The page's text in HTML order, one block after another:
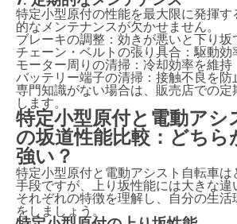
特定小型原付の性能を最大限に発揮す
的なメンテナンスが欠かせません。
ブレーキの調整：効きが悪いと下り坂
チェーン・ベルトの張り具合：駆動効
モーター周りの清掃：冷却効率を維持
バッテリー端子の清掃：接触不良を防
専門知識がない場合は、販売店での定
します。
特定小型原付と電動アシ
の坂道性能比較：どちら
強い？
特定小型原付と電動アシスト自転車は
手段ですが、上り坂性能には大きな違
それぞれの特徴を理解し、自分の生活
をしましょう。